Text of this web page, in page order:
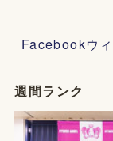
Facebookウ
週間ランク